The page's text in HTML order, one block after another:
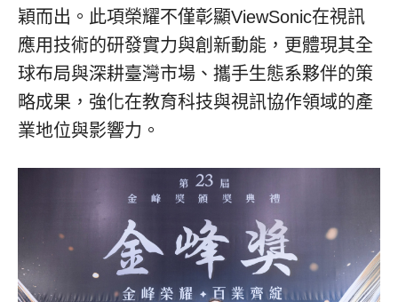
穎而出。此項榮耀不僅彰顯ViewSonic在視訊
應用技術的研發實力與創新動能，更體現其全
球布局與深耕臺灣市場、攜手生態系夥伴的策
略成果，強化在教育科技與視訊協作領域的產
業地位與影響力。